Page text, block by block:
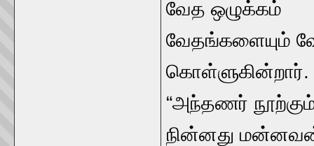
வேத ஒழுக்கம்‌
வேதங்களையும்‌
கொள்ளுகின்றார்‌.
“அந்தணர்‌
நின்னது